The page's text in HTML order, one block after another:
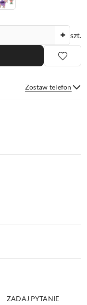
szt.
Zostaw telefon
ZADAJ PYTANIE